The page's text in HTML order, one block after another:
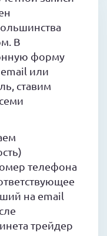
В
форму
или
ставим
телефона
на email
трейдер